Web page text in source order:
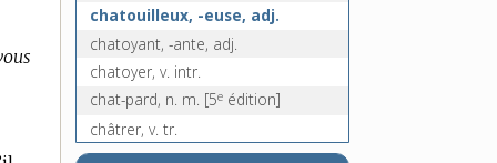
chatouilleux, -euse, adj.
chatoyant, -ante, adj.
chatoyer, v. intr.
chat-pard, n. m. [5e édition]
châtrer, v. tr.
châtreur, n. m.